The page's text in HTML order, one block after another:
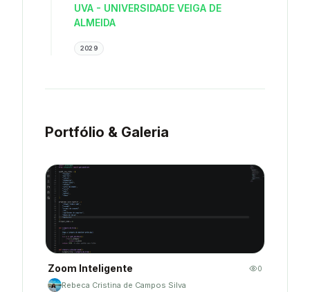
UVA - UNIVERSIDADE VEIGA DE
ALMEIDA
2029
Portfólio & Galeria
Zoom Inteligente
Rebeca Cristina de Campos Silva
0